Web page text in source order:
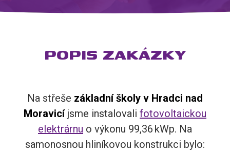
POPIS ZAKÁZKY
Na střeše základní školy v Hradci nad
Moravicíjsme instalovali fotovoltaickou
elektrárnu o výkonu 99,36 kWp. Na
samonosnou hliníkovou konstrukci bylo: